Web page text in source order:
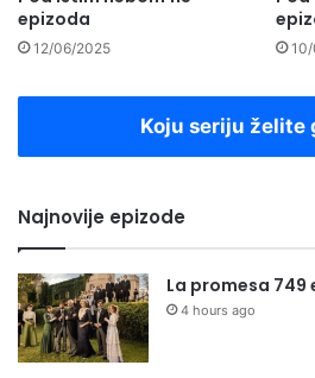
epizoda
12/06/2025
Koju seriju želite
Najnovije epizode
La promesa 749
4 hours ago